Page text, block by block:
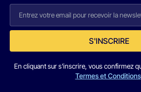
S'INSCRIRE
En cliquant sur s'inscrire, vous confirmez
Termes et Conditions